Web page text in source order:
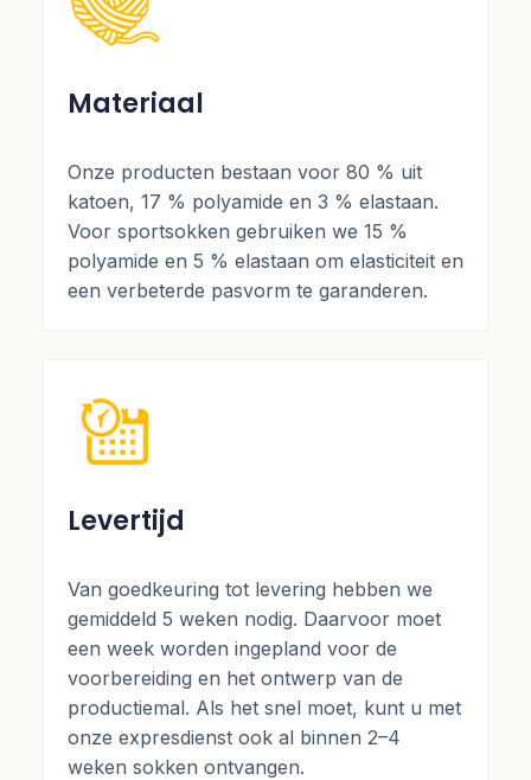
Materiaal
Onze producten bestaan voor 80 % uit
katoen, 17 % polyamide en 3 % elastaan.
Voor sportsokken gebruiken we 15 %
polyamide en 5 % elastaan om elasticiteit en
een verbeterde pasvorm te garanderen.
Levertijd
Van goedkeuring tot levering hebben we
gemiddeld 5 weken nodig. Daarvoor moet
een week worden ingepland voor de
voorbereiding en het ontwerp van de
productiemal. Als het snel moet, kunt u met
onze expresdienst ook al binnen 2–4
weken sokken ontvangen.